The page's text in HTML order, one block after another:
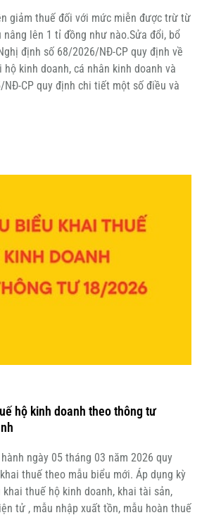
giảm thuế đối với mức miễn được trừ từ
lên 1 tỉ đồng như nào.Sửa đổi, bổ
định số 68/2026/NĐ-CP quy định về
kinh doanh, cá nhân kinh doanh và
CP quy định chi tiết một số điều và
hộ kinh doanh theo thông tư
ngày 05 tháng 03 năm 2026 quy
thuế theo mẫu biểu mới. Áp dụng kỳ
thuế hộ kinh doanh, khai tài sản,
tử , mẫu nhập xuất tồn, mẫu hoàn thuế